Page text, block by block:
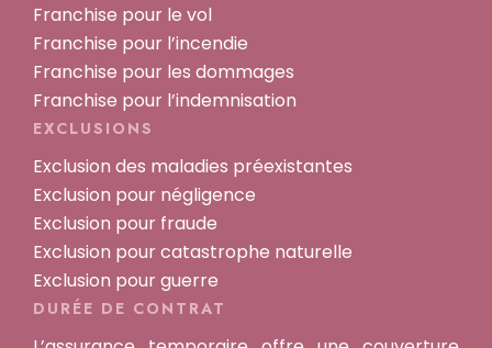
Franchise pour le vol
Franchise pour l’incendie
Franchise pour les dommages
Franchise pour l’indemnisation
EXCLUSIONS
Exclusion des maladies préexistantes
Exclusion pour négligence
Exclusion pour fraude
Exclusion pour catastrophe naturelle
Exclusion pour guerre
DURÉE DE CONTRAT